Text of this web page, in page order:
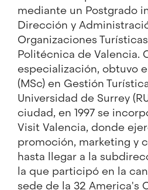
mediante un Postgrado
Dirección y
Organizaciones
Politécnica de Valencia.
especialización, obtuvo
(MSc) en Gestión
Universidad de Surrey
ciudad, en 1997 se
Visit Valencia, donde
promoción, marketing y
hasta llegar a la
la que participó en la
sede de la 32 America's